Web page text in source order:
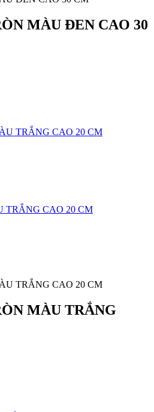
MÀU ĐEN CAO 30
TRẮNG CAO 20 CM
MÀU TRẮNG